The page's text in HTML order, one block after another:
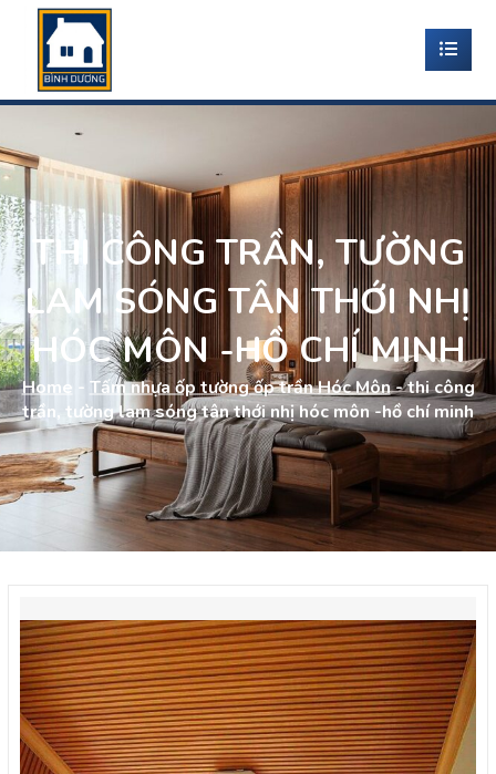
THI CÔNG TRẦN, TƯỜNG
LAM SÓNG TÂN THỚI NHỊ
HÓC MÔN -HỒ CHÍ MINH
Home - Tấm nhựa ốp tường ốp trần Hóc Môn-thi công
trần, tường lam sóng tân thới nhị hóc môn -hồ chí minh